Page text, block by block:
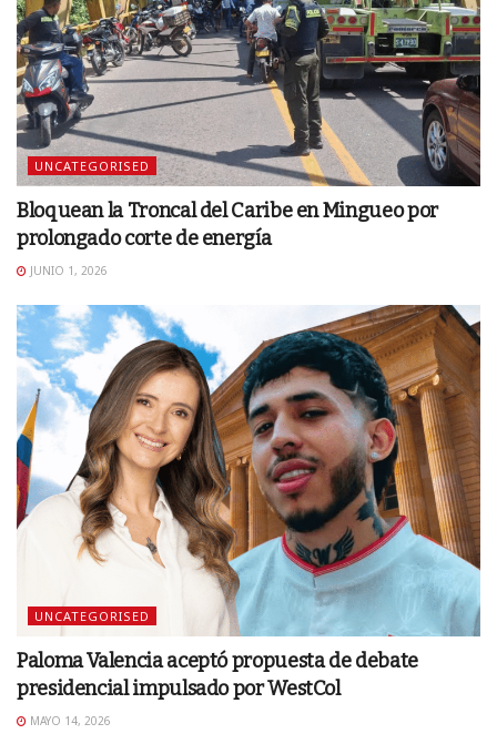
UNCATEGORISED
Bloquean la Troncal del Caribe en Mingueo por
prolongado corte de energía
JUNIO 1, 2026
UNCATEGORISED
Paloma Valencia aceptó propuesta de debate
presidencial impulsado por WestCol
MAYO 14, 2026